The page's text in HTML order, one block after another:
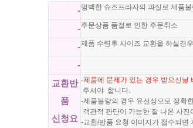
-명백한 슈즈프라자의 과실로 제품
-주문상품 품절로 인한 주문취소
-제품 수령후 사이즈 교환을 하실경
-
교환반
품
신청요
-제품에 문제가 있는 경우 받으신날
주셔야 합니다.
-제품불량의 경우 유선상으로 정확
객관적 판단이 가능한 잘 나온 사진
-교환/반품 요청 이미지가 접수되면